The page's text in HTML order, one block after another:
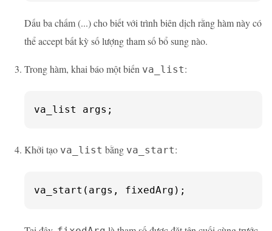
Dấu ba chấm (...) cho biết với trình biên dịch rằng hàm này có
thể accept bất kỳ số lượng tham số bổ sung nào.
Trong hàm, khai báo một biến va_list:
va_list args;
Khởi tạo va_list bằng va_start:
va_start(args, fixedArg);